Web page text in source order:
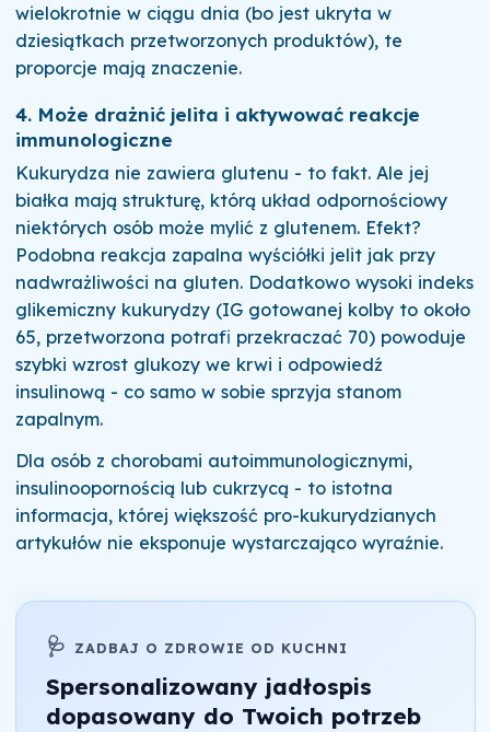
wielokrotnie w ciągu dnia (bo jest ukryta w
dziesiątkach przetworzonych produktów), te
proporcje mają znaczenie.
4. Może drażnić jelita i aktywować reakcje
immunologiczne
Kukurydza nie zawiera glutenu - to fakt. Ale jej
białka mają strukturę, którą układ odpornościowy
niektórych osób może mylić z glutenem. Efekt?
Podobna reakcja zapalna wyściółki jelit jak przy
nadwrażliwości na gluten. Dodatkowo wysoki indeks
glikemiczny kukurydzy (IG gotowanej kolby to około
65, przetworzona potrafi przekraczać 70) powoduje
szybki wzrost glukozy we krwi i odpowiedź
insulinową - co samo w sobie sprzyja stanom
zapalnym.
Dla osób z chorobami autoimmunologicznymi,
insulinoopornością lub cukrzycą - to istotna
informacja, której większość pro-kukurydzianych
artykułów nie eksponuje wystarczająco wyraźnie.
🩺 ZADBAJ O ZDROWIE OD KUCHNI
Spersonalizowany jadłospis
dopasowany do Twoich potrzeb